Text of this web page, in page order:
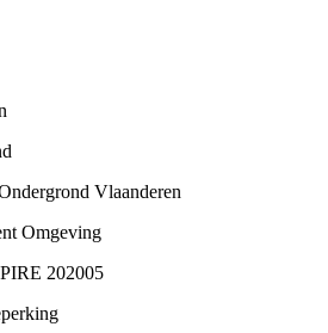
Vlaanderen
Omgeving
202005